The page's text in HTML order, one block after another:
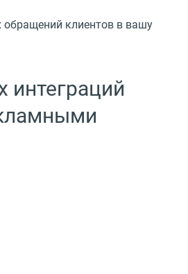
обращений клиентов в вашу
интеграций